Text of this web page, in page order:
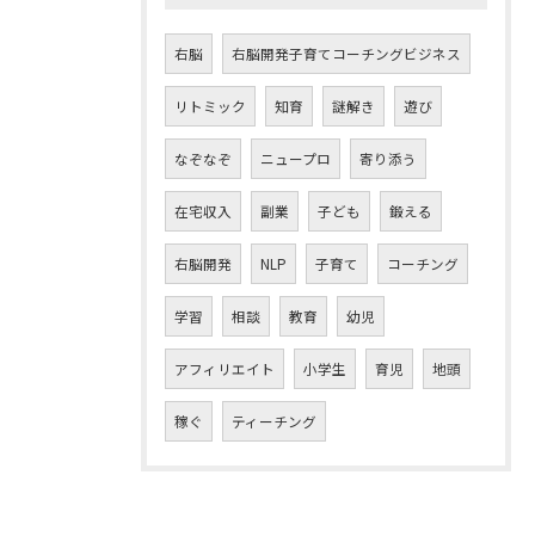
右脳 右脳開発子育てコーチングビジネス
リトミック 知育 謎解き 遊び
なぞなぞ ニュープロ 寄り添う
在宅収入 副業 子ども 鍛える
右脳開発 NLP 子育て コーチング
学習 相談 教育 幼児
アフィリエイト 小学生 育児 地頭
稼ぐ ティーチング